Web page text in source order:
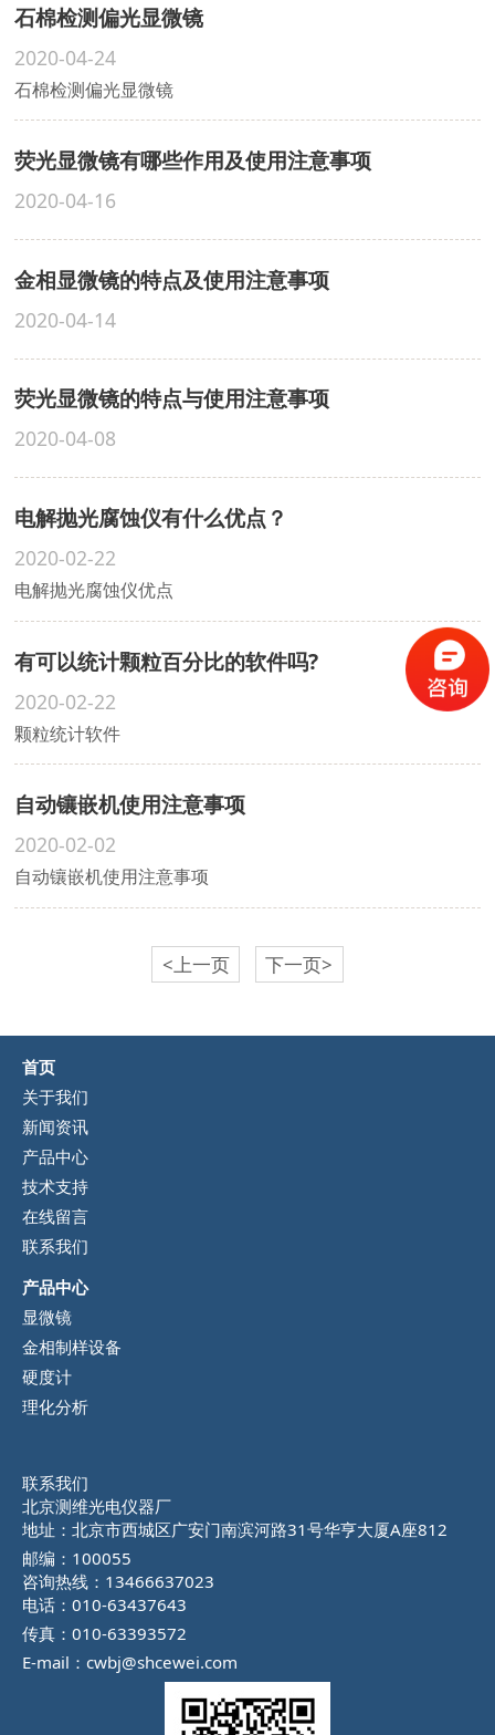
石棉检测偏光显微镜
2020-04-24
石棉检测偏光显微镜
荧光显微镜有哪些作用及使用注意事项
2020-04-16
金相显微镜的特点及使用注意事项
2020-04-14
荧光显微镜的特点与使用注意事项
2020-04-08
电解抛光腐蚀仪有什么优点？
2020-02-22
电解抛光腐蚀仪优点
有可以统计颗粒百分比的软件吗?
2020-02-22
颗粒统计软件
自动镶嵌机使用注意事项
2020-02-02
自动镶嵌机使用注意事项
<上一页 下一页>
首页
关于我们
新闻资讯
产品中心
技术支持
在线留言
联系我们
产品中心
显微镜
金相制样设备
硬度计
理化分析
联系我们
北京测维光电仪器厂
地址：北京市西城区广安门南滨河路31号华亨大厦A座812
邮编：100055
咨询热线：13466637023
电话：010-63437643
传真：010-63393572
E-mail：cwbj@shcewei.com